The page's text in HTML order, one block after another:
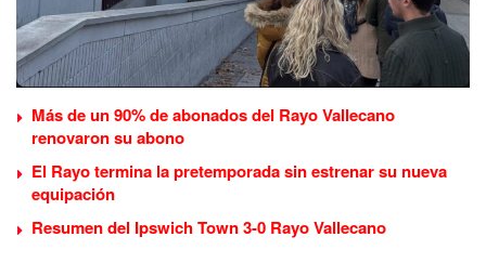
Más de un 90% de abonados del Rayo Vallecano
renovaron su abono
El Rayo termina la pretemporada sin estrenar su nueva
equipación
Resumen del Ipswich Town 3-0 Rayo Vallecano